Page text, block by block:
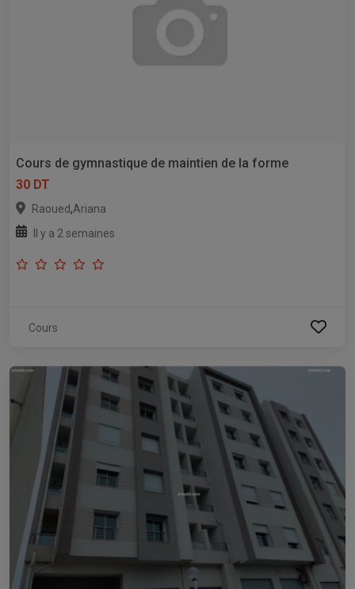
Cours de gymnastique de maintien de la forme
30 DT
Raoued,Ariana
Il y a 2 semaines
Cours